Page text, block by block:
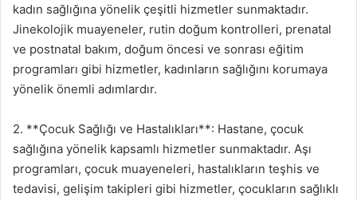
kadın sağlığına yönelik çeşitli hizmetler sunmaktadır.
Jinekolojik muayeneler, rutin doğum kontrolleri, prenatal
ve postnatal bakım, doğum öncesi ve sonrası eğitim
programları gibi hizmetler, kadınların sağlığını korumaya
yönelik önemli adımlardır.
2. **Çocuk Sağlığı ve Hastalıkları**: Hastane, çocuk
sağlığına yönelik kapsamlı hizmetler sunmaktadır. Aşı
programları, çocuk muayeneleri, hastalıkların teşhis ve
tedavisi, gelişim takipleri gibi hizmetler, çocukların sağlıklı